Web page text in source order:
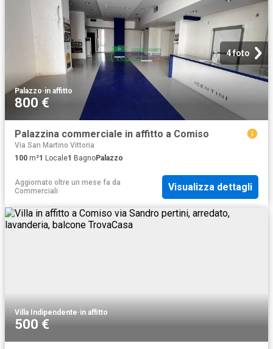
4 foto
Palazzo·in affitto
800 €
Palazzina commerciale in affitto a Comiso
Via San Martino Vittoria
100 m²1 Locale1 BagnoPalazzo
Aggiornato oltre un mese fa da
Commerciali
Visualizza dettagli
Villa Indipendente·in affitto
500 €